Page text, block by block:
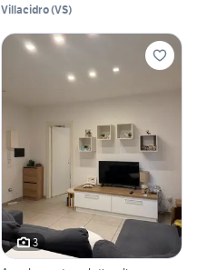
Villacidro(VS)
3